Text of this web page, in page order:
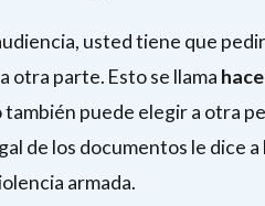
usted tiene que
otra parte. Esto se llama
puede elegir a otra
de los documentos le dice
armada.